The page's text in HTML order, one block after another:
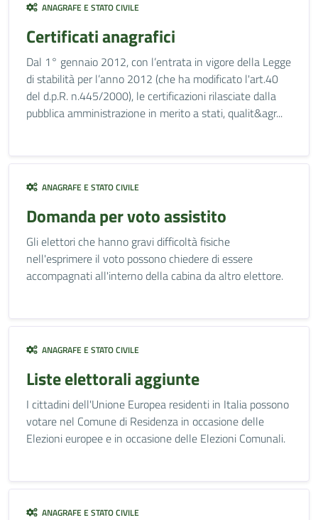
ANAGRAFE E STATO CIVILE
Certificati anagrafici
Dal 1° gennaio 2012, con l’entrata in vigore della Legge
di stabilità per l’anno 2012 (che ha modificato l'art.40
del d.p.R. n.445/2000), le certificazioni rilasciate dalla
pubblica amministrazione in merito a stati, qualit&agr...
ANAGRAFE E STATO CIVILE
Domanda per voto assistito
Gli elettori che hanno gravi difficoltà fisiche
nell'esprimere il voto possono chiedere di essere
accompagnati all'interno della cabina da altro elettore.
ANAGRAFE E STATO CIVILE
Liste elettorali aggiunte
I cittadini dell'Unione Europea residenti in Italia possono
votare nel Comune di Residenza in occasione delle
Elezioni europee e in occasione delle Elezioni Comunali.
ANAGRAFE E STATO CIVILE